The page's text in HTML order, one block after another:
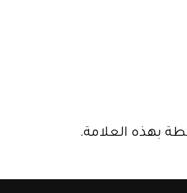
بهذه العلامة.